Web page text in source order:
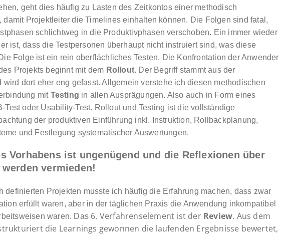
geht dies häufig zu Lasten des Zeitkontos einer methodisch
damit Projektleiter die Timelines einhalten können. Die Folgen sind fatal,
schlichtweg in die Produktivphasen verschoben. Ein immer wieder
ist, dass die Testpersonen überhaupt nicht instruiert sind, was diese
Folge ist ein rein oberflächliches Testen. Die Konfrontation der Anwender
Projekts beginnt mit dem Rollout. Der Begriff stammt aus der
wird dort eher eng gefasst. Allgemein verstehe ich diesen methodischen
mit Testing in allen Ausprägungen. Also auch in Form eines
Test oder Usability-Test. Rollout und Testing ist die vollständige
der produktiven Einführung inkl. Instruktion, Rollbackplanung,
und Festlegung systematischer Auswertungen.
Vorhabens ist ungenügend und die Reflexionen über
vermieden!
definierten Projekten musste ich häufig die Erfahrung machen, dass zwar
erfüllt waren, aber in der täglichen Praxis die Anwendung inkompatibel
waren. Das 6. Verfahrenselement ist der Review. Aus dem
die Learnings gewonnen die laufenden Ergebnisse bewertet,